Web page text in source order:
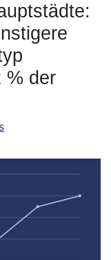
% der